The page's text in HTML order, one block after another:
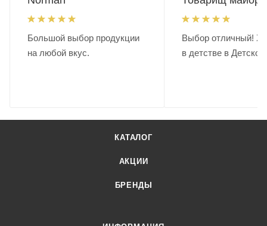
Большой выбор продукции
на любой вкус.
Выбор отличный!
в детстве в
КАТАЛОГ
АКЦИИ
БРЕНДЫ